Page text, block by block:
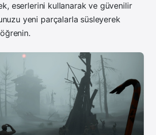
eserlerini kullanarak ve güvenilir
yeni parçalarla süsleyerek